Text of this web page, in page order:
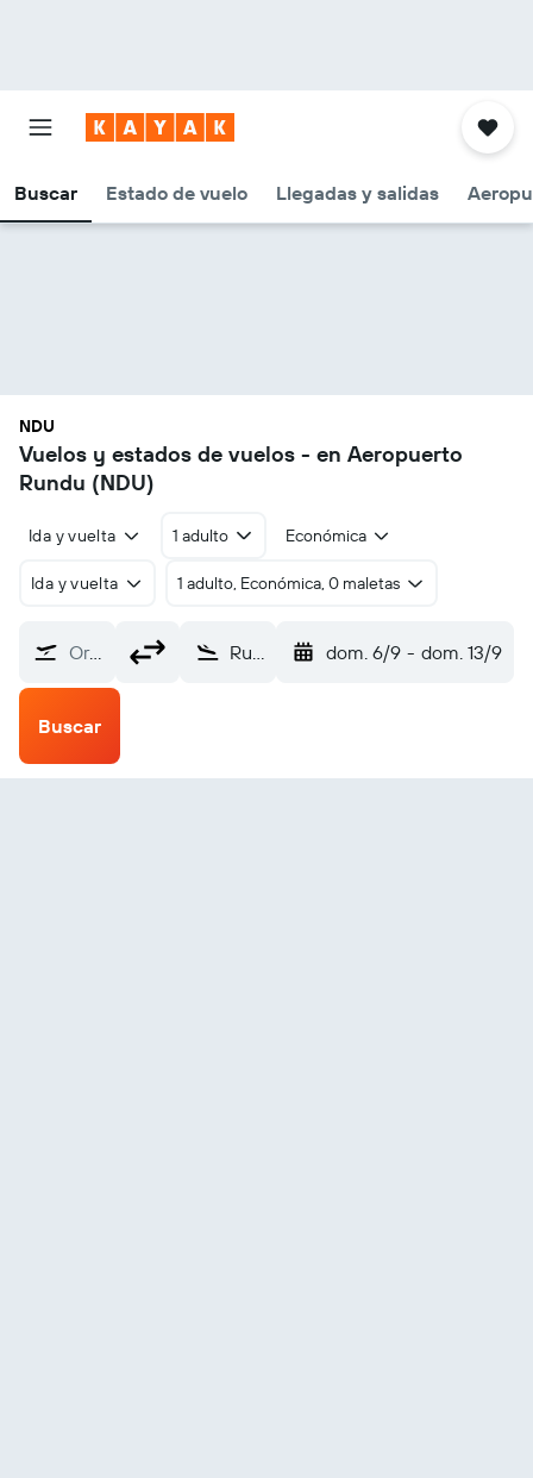
Buscar Estado de vuelo Llegadas y salidas
NDU
Vuelos y estados de vuelos - en Aeropuerto
Rundu (NDU)
Ida y vuelta 1 adulto Económica
Ida y vuelta 1 adulto, Económica, 0 maletas
Origen Rundu (NDU) dom. 6/9 - dom. 13/9
Buscar